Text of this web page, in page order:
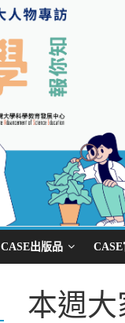
CASE出版品 CASE
本週大